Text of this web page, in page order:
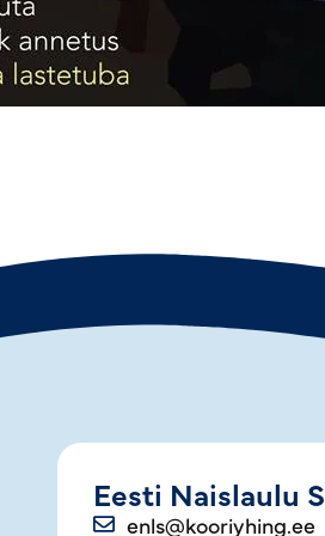
Eesti Naislaulu
enls@kooriyhing.ee